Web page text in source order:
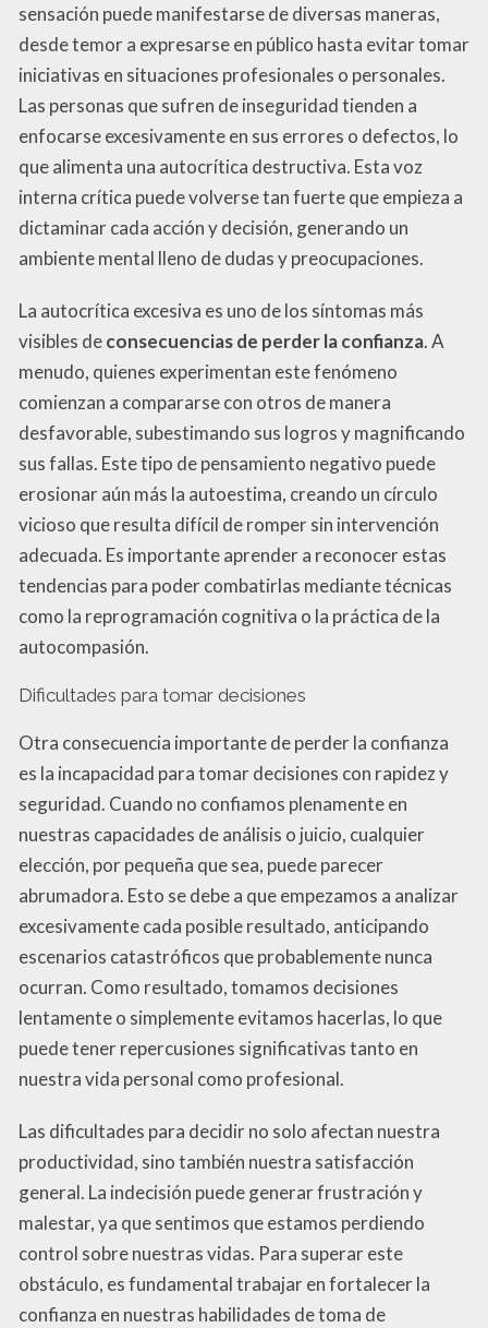
sensación puede manifestarse de diversas maneras,
desde temor a expresarse en público hasta evitar tomar
iniciativas en situaciones profesionales o personales.
Las personas que sufren de inseguridad tienden a
enfocarse excesivamente en sus errores o defectos, lo
que alimenta una autocrítica destructiva. Esta voz
interna crítica puede volverse tan fuerte que empieza a
dictaminar cada acción y decisión, generando un
ambiente mental lleno de dudas y preocupaciones.
La autocrítica excesiva es uno de los síntomas más
visibles deconsecuencias de perder la confianza. A
menudo, quienes experimentan este fenómeno
comienzan a compararse con otros de manera
desfavorable, subestimando sus logros y magnificando
sus fallas. Este tipo de pensamiento negativo puede
erosionar aún más la autoestima, creando un círculo
vicioso que resulta difícil de romper sin intervención
adecuada. Es importante aprender a reconocer estas
tendencias para poder combatirlas mediante técnicas
como la reprogramación cognitiva o la práctica de la
autocompasión.
Dificultades para tomar decisiones
Otra consecuencia importante de perder la confianza
es la incapacidad para tomar decisiones con rapidez y
seguridad. Cuando no confiamos plenamente en
nuestras capacidades de análisis o juicio, cualquier
elección, por pequeña que sea, puede parecer
abrumadora. Esto se debe a que empezamos a analizar
excesivamente cada posible resultado, anticipando
escenarios catastróficos que probablemente nunca
ocurran. Como resultado, tomamos decisiones
lentamente o simplemente evitamos hacerlas, lo que
puede tener repercusiones significativas tanto en
nuestra vida personal como profesional.
Las dificultades para decidir no solo afectan nuestra
productividad, sino también nuestra satisfacción
general. La indecisión puede generar frustración y
malestar, ya que sentimos que estamos perdiendo
control sobre nuestras vidas. Para superar este
obstáculo, es fundamental trabajar en fortalecer la
confianza en nuestras habilidades de toma de